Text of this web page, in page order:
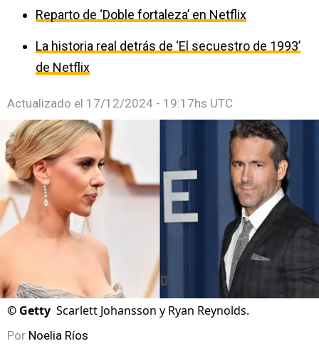
Reparto de ‘Doble fortaleza’ en Netflix
La historia real detrás de ‘El secuestro de 1993’
de Netflix
Actualizado el 17/12/2024 - 19:17hs UTC
© Getty Scarlett Johansson y Ryan Reynolds.
Por Noelia Ríos